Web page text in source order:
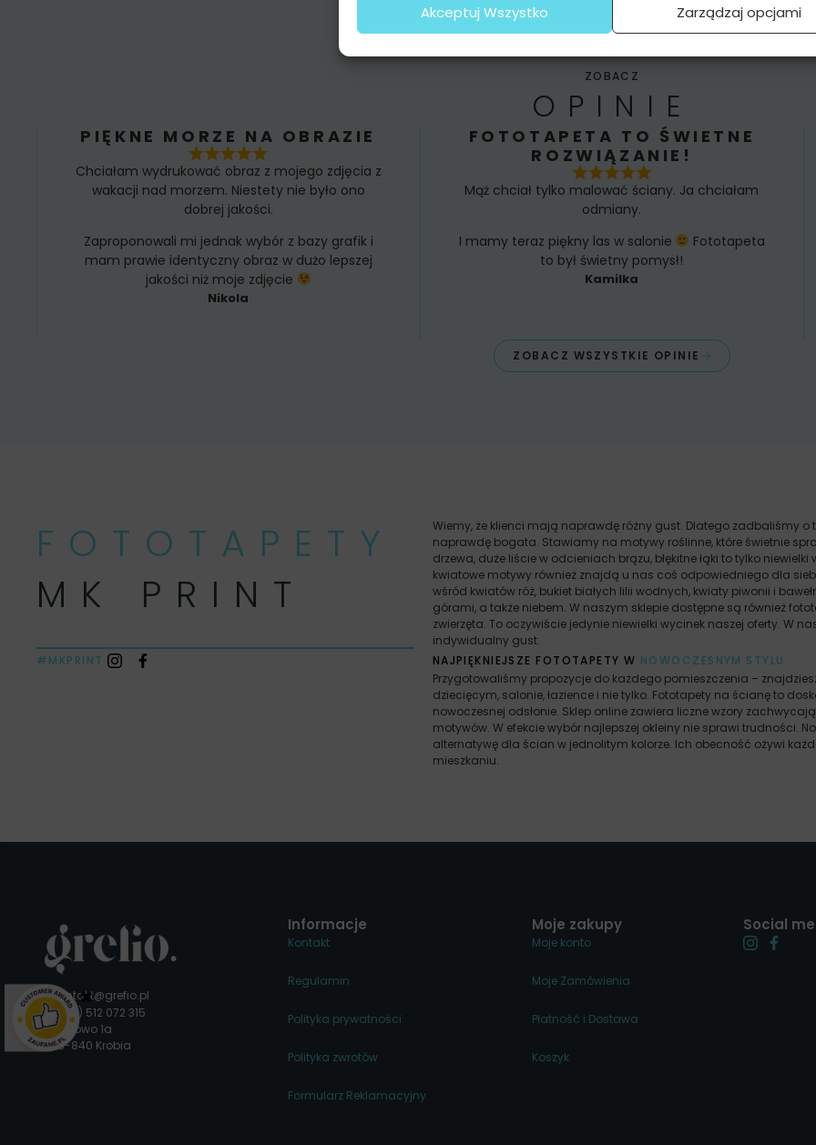
Akceptuj Wszystko Zarządzaj opcjami
ZOBACZ
OPINIE
PIĘKNE MORZE NA OBRAZIE
Chciałam wydrukować obraz z mojego zdjęcia z
wakacji nad morzem. Niestety nie było ono
dobrej jakości.
Zaproponowali mi jednak wybór z bazy grafik i
mam prawie identyczny obraz w dużo lepszej
jakości niż moje zdjęcie
Nikola
FOTOTAPETA TO ŚWIETNE
ROZWIĄZANIE!
Mąż chciał tylko malować ściany. Ja chciałam
odmiany.
I mamy teraz piękny las w salonie
Fototapeta
to był świetny pomysł!
Kamilka
ZOBACZ WSZYSTKIE OPINIE
FOTOTAPETY
MK PRINT
#MKPRINT
Wiemy, że klienci mają naprawdę różny gust. Dlatego zadbaliśmy
naprawdę bogata. Stawiamy na motywy roślinne, które świetnie
drzewa, duże liście w odcieniach brązu, błękitne łąki to tylko
kwiatowe motywy również znajdą u nas coś odpowiedniego dla
wśród kwiatów róż, bukiet białych lilii wodnych, kwiaty piwonii i
górami, a także niebem. W naszym sklepie dostępne są również
zwierzęta. To oczywiście jedynie niewielki wycinek naszej oferty. W
indywidualny gust.
NAJPIĘKNIEJSZE FOTOTAPETY W NOWOCZESNYM STYLU
Przygotowaliśmy propozycje do każdego pomieszczenia –
dziecięcym, salonie, łazience i nie tylko. Fototapety na ścianę to
nowoczesnej odsłonie. Sklep online zawiera liczne wzory
motywów. W efekcie wybór najlepszej okleiny nie sprawi trudności.
alternatywę dla ścian w jednolitym kolorze. Ich obecność ożywi
mieszkaniu.
kontakt@grefio.pl
(+48) 512 072 315
Rogowo 1a
63-840 Krobia
Informacje
Kontakt
Regulamin
Polityka prywatności
Polityka zwrotów
Formularz Reklamacyjny
Moje zakupy
Moje konto
Moje Zamówienia
Płatność i Dostawa
Koszyk
Social
×